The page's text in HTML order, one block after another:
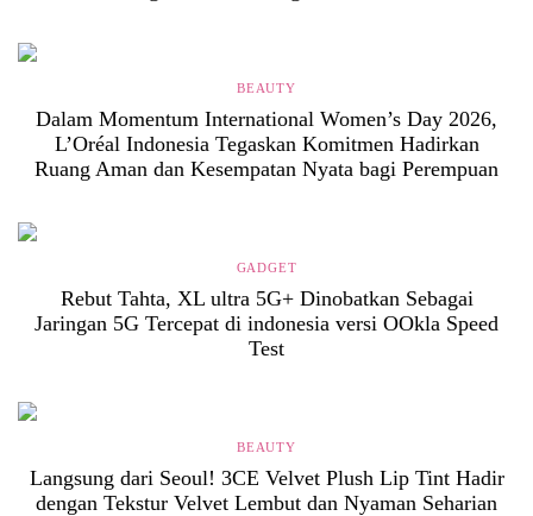
BEAUTY
Dalam Momentum International Women’s Day 2026,
L’Oréal Indonesia Tegaskan Komitmen Hadirkan
Ruang Aman dan Kesempatan Nyata bagi Perempuan
GADGET
Rebut Tahta, XL ultra 5G+ Dinobatkan Sebagai
Jaringan 5G Tercepat di indonesia versi OOkla Speed
Test
BEAUTY
Langsung dari Seoul! 3CE Velvet Plush Lip Tint Hadir
dengan Tekstur Velvet Lembut dan Nyaman Seharian